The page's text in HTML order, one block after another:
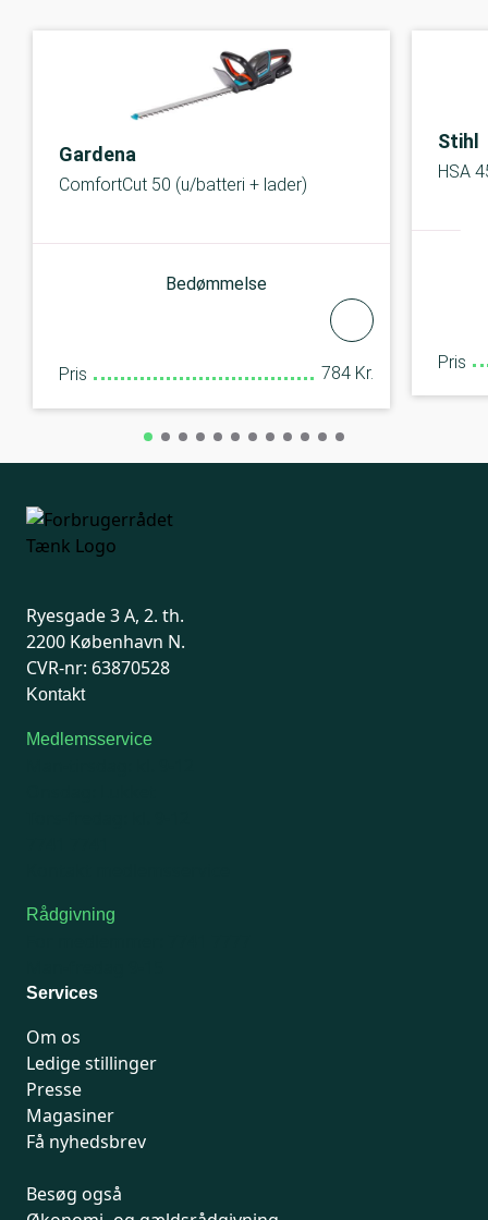
Gardena
ComfortCut 50 (u/batteri + lader)
Bedømmelse
Pris 784 Kr.
Stihl
HSA
Pris
Ryesgade 3 A, 2. th.
2200 København N.
CVR-nr: 63870528
Kontakt
Medlemsservice
Rådgivning
Services
Om os
Ledige stillinger
Presse
Magasiner
Få nyhedsbrev
Besøg også